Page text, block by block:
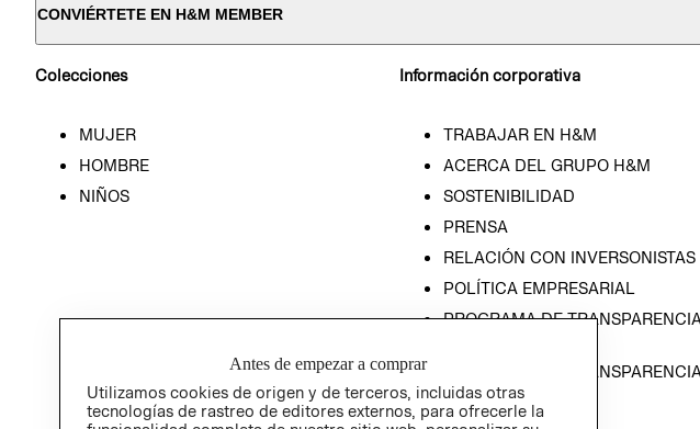
CONVIÉRTETE EN H&M MEMBER
Colecciones
MUJER
HOMBRE
NIÑOS
Información corporativa
TRABAJAR EN H&M
ACERCA DEL GRUPO H&M
SOSTENIBILIDAD
PRENSA
RELACIÓN CON INVERSONISTAS
POLÍTICA EMPRESARIAL
PROGRAMA DE
PROGRAMA DE
ÉTICA (INGLÉS)
Antes de empezar a comprar
Utilizamos cookies de origen y de terceros, incluidas otras
tecnologías de rastreo de editores externos, para ofrecerle la